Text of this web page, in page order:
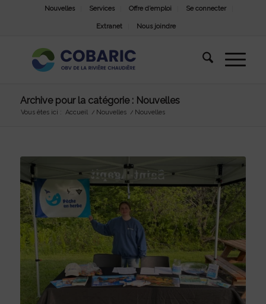
Nouvelles Services Offre d’emploi Se connecter
Extranet Nous joindre
Archive pour la catégorie : Nouvelles
Vous êtes ici : Accueil / Nouvelles / Nouvelles